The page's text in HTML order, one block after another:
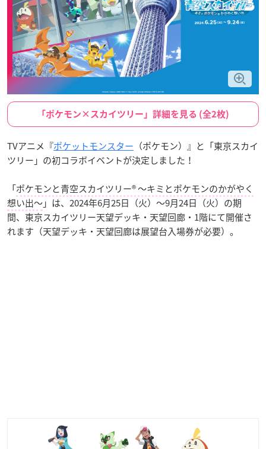
「ポケモン×スカイツリー」詳細を見る (全2枚)
TVアニメ『ポケットモンスター （ポケモン）』と「東京スカイ
ツリー」の初コラボイベントが決定しました！
「ポケモンと青空スカイツリー® 〜キミとポケモンのかがやく
想い出〜」は、2024年6月25日（火）〜9月24日（火）の期
間、東京スカイツリー天望デッキ・天望回廊・1階にて開催さ
れます（天望デッキ・天望回廊は展望台入場券が必要）。